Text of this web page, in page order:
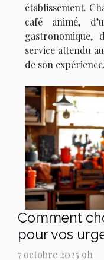
établissement.
café animé,
gastronomique,
service attendu
de son
Comment
pour vos
7 octobre 2025 9h